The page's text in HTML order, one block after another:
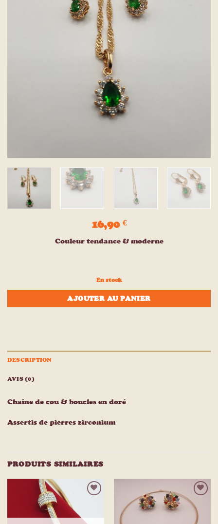
16,90 €
Couleur tendance & moderne
En stock
AJOUTER AU PANIER
DESCRIPTION
AVIS (0)
Chaine de cou & boucles en doré
Assertis de pierres zirconium
PRODUITS SIMILAIRES
d’envies
Ajouter
à la
liste
d’envies